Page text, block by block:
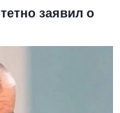
заявил о